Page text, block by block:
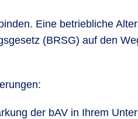
Eine betriebliche
(BRSG) auf den
der bAV in Ihrem